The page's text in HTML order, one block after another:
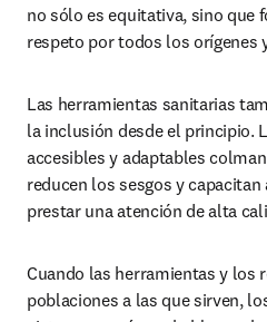
no sólo es equitativa, sino que
respeto por todos los orígenes
Las herramientas sanitarias
la inclusión desde el principio.
accesibles y adaptables
reducen los sesgos y
prestar una atención de alta
Cuando las herramientas y los
poblaciones a las que sirven,